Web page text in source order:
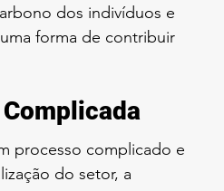
dos indivíduos e
forma de contribuir
processo complicado e
do setor, a